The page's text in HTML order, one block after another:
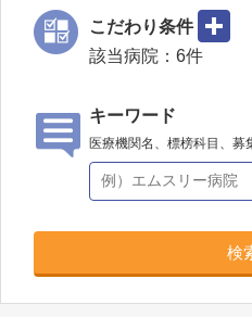
こだわり条件
該当病院： 6件
キーワード
医療機関名、標榜科目、募
検